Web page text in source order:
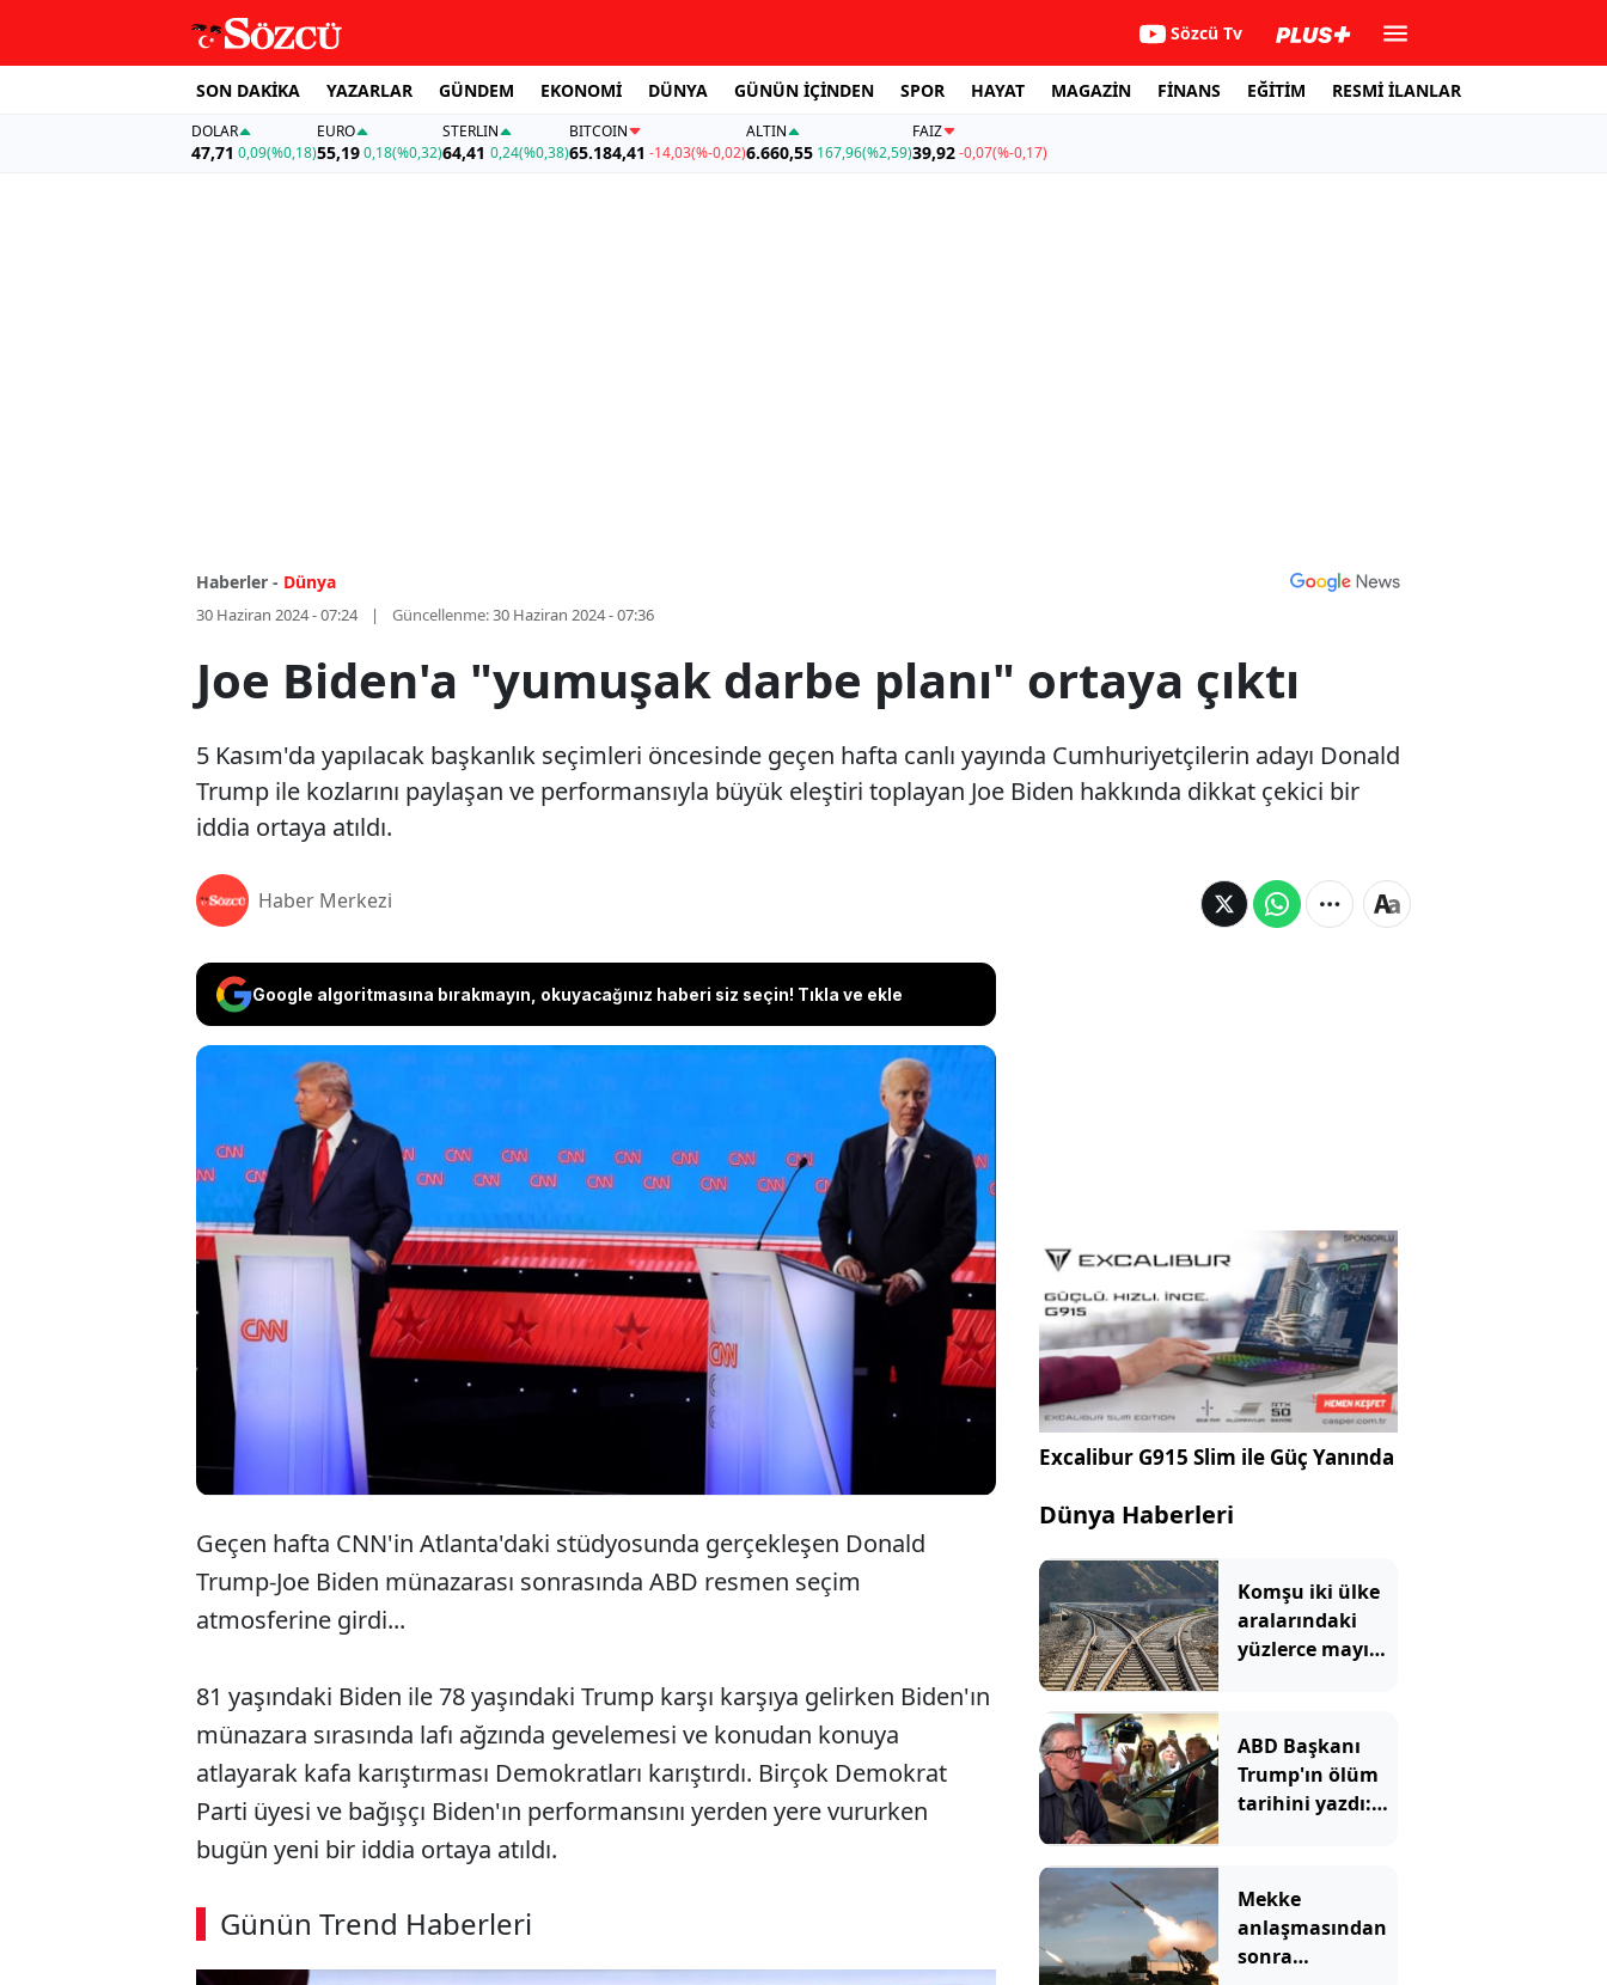
Sözcü Tv
SON DAKİKA YAZARLAR GÜNDEM EKONOMİ DÜNYA GÜNÜN İÇİNDEN SPOR HAYAT MAGAZİN FİNANS EĞİTİM RESMİ İLANLAR
DOLAR
47,71 0,09(%0,18)
EURO
55,19 0,18(%0,32)
STERLIN
64,41 0,24(%0,38)
BITCOIN
65.184,41 -14,03(%-0,02)
ALTIN
6.660,55 167,96(%2,59)
FAİZ
39,92-0,07(%-0,17)
Haberler - Dünya
30 Haziran 2024 - 07:24 Güncellenme:30 Haziran 2024 - 07:36
Joe Biden'a "yumuşak darbe planı" ortaya çıktı
5 Kasım'da yapılacak başkanlık seçimleri öncesinde geçen hafta canlı yayında Cumhuriyetçilerin adayı Donald
Trump ile kozlarını paylaşan ve performansıyla büyük eleştiri toplayan Joe Biden hakkında dikkat çekici bir
iddia ortaya atıldı.
Haber Merkezi
Google algoritmasına bırakmayın, okuyacağınız haberi siz seçin! Tıkla ve ekle
5 Kasım'da yapılacak başkanlık seçimleri öncesinde geçen hafta
canlı yayında Cumhuriyetçilerin adayı Donald Trump ile kozlarını
paylaşan ve performansıyla büyük eleştiri toplayan Joe Biden
hakkında dikkat çekici bir iddia ortaya atıldı.
Geçen hafta CNN'in Atlanta'daki stüdyosunda gerçekleşen Donald
Trump-Joe Biden münazarası sonrasında ABD resmen seçim
atmosferine girdi...
81 yaşındaki Biden ile 78 yaşındaki Trump karşı karşıya gelirken Biden'ın
münazara sırasında lafı ağzında gevelemesi ve konudan konuya
atlayarak kafa karıştırması Demokratları karıştırdı. Birçok Demokrat
Parti üyesi ve bağışçı Biden'ın performansını yerden yere vururken
bugün yeni bir iddia ortaya atıldı.
Günün Trend Haberleri
Excalibur G915 Slim ile Güç Yanında
Dünya Haberleri
Komşu iki ülke
aralarındaki
yüzlerce mayına
bağlanacak
ABD Başkanı
Trump'ın ölüm
tarihini yazdı:
bir felç geçiriyor
Mekke
anlaşmasından
sonra